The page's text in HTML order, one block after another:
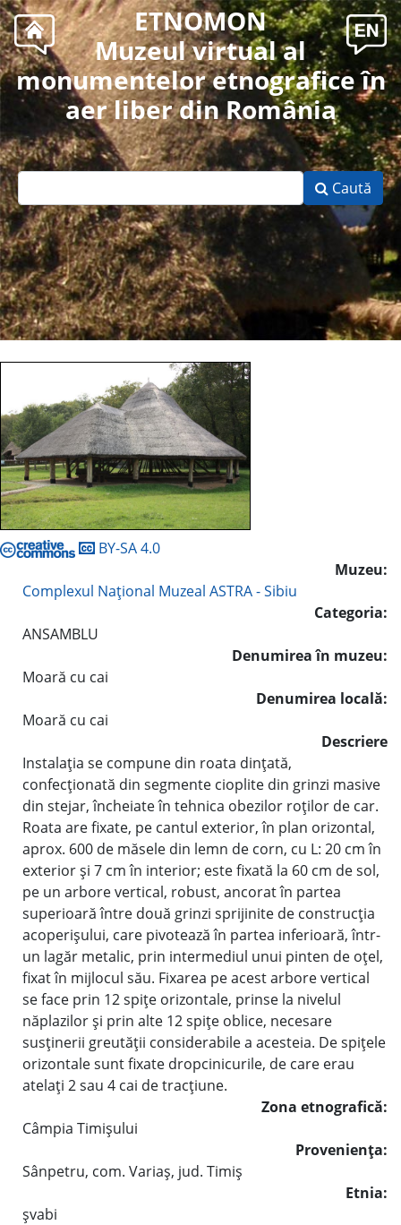
ETNOMON
Muzeul virtual al
monumentelor etnografice în
aer liber din România
Caută
BY-SA 4.0
Muzeu:
Complexul Naţional Muzeal ASTRA - Sibiu
Categoria:
ANSAMBLU
Denumirea în muzeu:
Moară cu cai
Denumirea locală:
Moară cu cai
Descriere
Instalaţia se compune din roata dinţată,
confecţionată din segmente cioplite din grinzi masive
din stejar, încheiate în tehnica obezilor roţilor de car.
Roata are fixate, pe cantul exterior, în plan orizontal,
aprox. 600 de măsele din lemn de corn, cu L: 20 cm în
exterior şi 7 cm în interior; este fixată la 60 cm de sol,
pe un arbore vertical, robust, ancorat în partea
superioară între două grinzi sprijinite de construcţia
acoperişului, care pivotează în partea inferioară, într-
un lagăr metalic, prin intermediul unui pinten de oţel,
fixat în mijlocul său. Fixarea pe acest arbore vertical
se face prin 12 spiţe orizontale, prinse la nivelul
năplazilor şi prin alte 12 spiţe oblice, necesare
susţinerii greutăţii considerabile a acesteia. De spiţele
orizontale sunt fixate dropcinicurile, de care erau
atelaţi 2 sau 4 cai de tracţiune.
Zona etnografică:
Câmpia Timişului
Provenienţa:
Sânpetru, com. Variaş, jud. Timiş
Etnia:
şvabi